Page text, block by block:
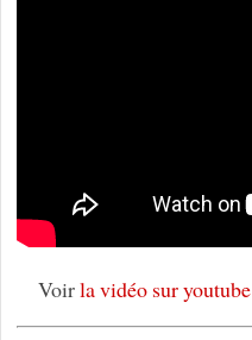
Voirla vidéo sur youtube